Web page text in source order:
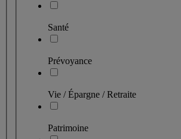
Santé
Prévoyance
Vie / Épargne / Retraite
Patrimoine